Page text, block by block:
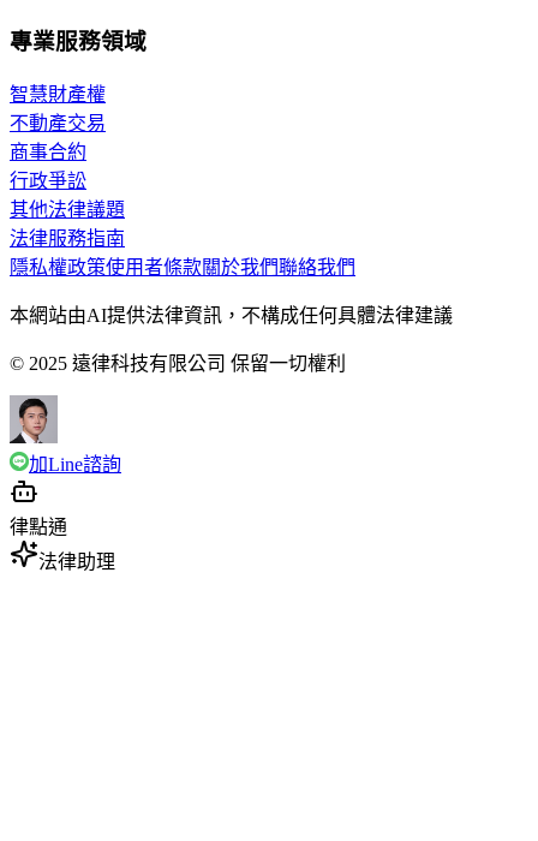
專業服務領域
智慧財產權
不動產交易
商事合約
行政爭訟
其他法律議題
法律服務指南
隱私權政策使用者條款關於我們聯絡我們
本網站由AI提供法律資訊，不構成任何具體法律建議
© 2025 遠律科技有限公司 保留一切權利
加Line諮詢
律點通
法律助理